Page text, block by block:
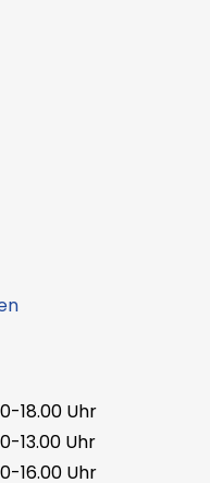
18.00 Uhr
13.00 Uhr
16.00 Uhr